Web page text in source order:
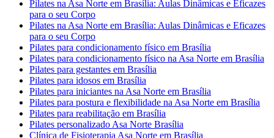
Pilates na Asa Norte em Brasília: Aulas Dinâmicas e Eficazes
para o seu Corpo
Pilates na Asa Norte em Brasília: Aulas Dinâmicas e Eficazes
para o seu Corpo
Pilates para condicionamento físico em Brasília
Pilates para condicionamento físico na Asa Norte em Brasília
Pilates para gestantes em Brasília
Pilates para idosos em Brasília
Pilates para iniciantes na Asa Norte em Brasília
Pilates para postura e flexibilidade na Asa Norte em Brasília
Pilates para reabilitação em Brasília
Pilates personalizado Asa Norte Brasília
Clínica de Fisioterapia Asa Norte em Brasília